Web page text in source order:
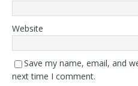
Website
Save my name, email, and
next time I comment.